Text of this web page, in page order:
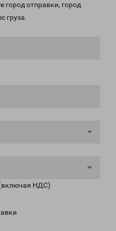
город отправки, город
груза.
(включая НДС)